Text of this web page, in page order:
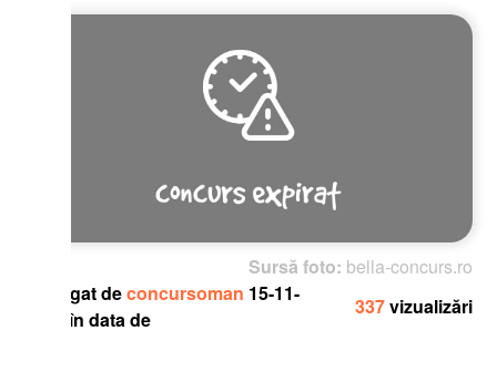
Sursă foto:bella-concurs.ro
concursoman15-11-
data de
337 vizualizări